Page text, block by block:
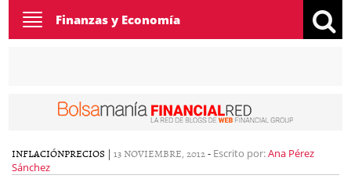
Toggle
navigation
Finanzas y Economía
INFLACIÓNPRECIOS | 13 NOVIEMBRE, 2012- Escrito por:Ana Pérez
Sánchez